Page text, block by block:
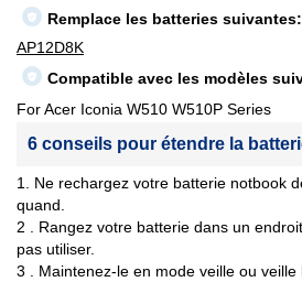
Remplace les batteries suivantes:
AP12D8K
Compatible avec les modèles
For Acer Iconia W510 W510P Series
6 conseils pour étendre la
1. Ne rechargez votre batterie notbook
quand.
2 . Rangez votre batterie dans un
pas utiliser.
3 . Maintenez-le en mode veille ou